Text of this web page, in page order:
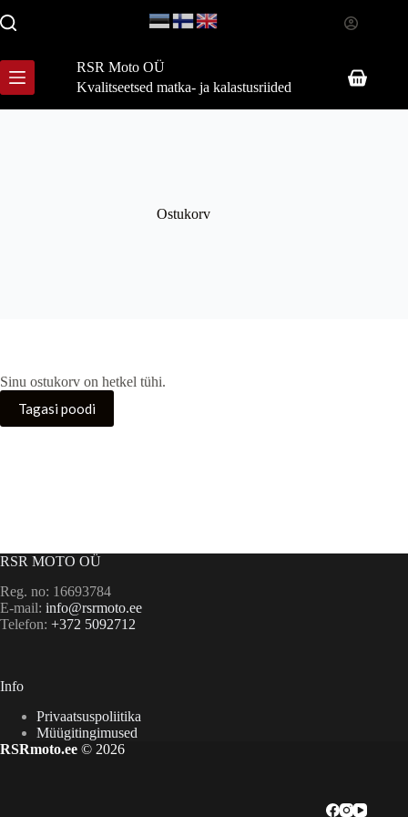
to
RSR Moto OÜ
Kvalitseetsed matka- ja kalastusriided
Shopping
Ostukorv
Sinu ostukorv on hetkel tühi.
Tagasi poodi
RSR MOTO OÜ
Reg. no: 16693784
E-mail: info@rsrmoto.ee
Telefon: +372 5092712
Info
Privaatsuspoliitika
Müügitingimused
RSRmoto.ee © 2026